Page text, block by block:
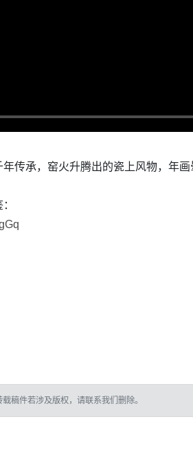
传承，窑火升腾出的瓷上风物，年
稿件若涉及版权，请联系我们删除。